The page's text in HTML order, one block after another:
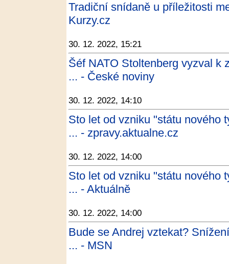
Tradiční snídaně u příležitosti
Kurzy.cz
30. 12. 2022, 15:21
Šéf NATO Stoltenberg vyzval k
... - České noviny
30. 12. 2022, 14:10
Sto let od vzniku "státu nového
... - zpravy.aktualne.cz
30. 12. 2022, 14:00
Sto let od vzniku "státu nového
... - Aktuálně
30. 12. 2022, 14:00
Bude se Andrej vztekat?
... - MSN